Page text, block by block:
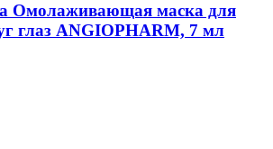
Омолаживающая маска для
глаз ANGIOPHARM, 7 мл